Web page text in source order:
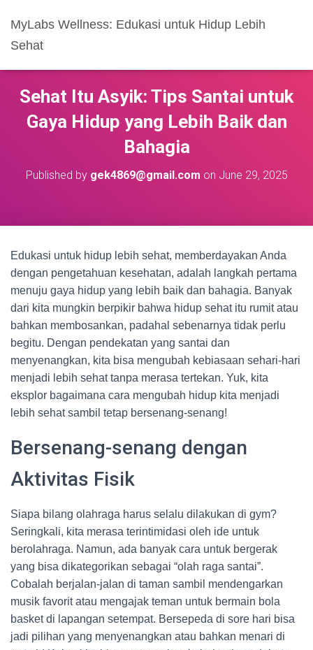
MyLabs Wellness: Edukasi untuk Hidup Lebih
Sehat
Sehat Itu Asyik: Tips Santai untuk
Gaya Hidup yang Lebih Baik dan
Bahagia
Published by gek4869@gmail.com on June 29, 2025
Edukasi untuk hidup lebih sehat, memberdayakan Anda
dengan pengetahuan kesehatan, adalah langkah pertama
menuju gaya hidup yang lebih baik dan bahagia. Banyak
dari kita mungkin berpikir bahwa hidup sehat itu rumit atau
bahkan membosankan, padahal sebenarnya tidak perlu
begitu. Dengan pendekatan yang santai dan
menyenangkan, kita bisa mengubah kebiasaan sehari-hari
menjadi lebih sehat tanpa merasa tertekan. Yuk, kita
eksplor bagaimana cara mengubah hidup kita menjadi
lebih sehat sambil tetap bersenang-senang!
Bersenang-senang dengan
Aktivitas Fisik
Siapa bilang olahraga harus selalu dilakukan di gym?
Seringkali, kita merasa terintimidasi oleh ide untuk
berolahraga. Namun, ada banyak cara untuk bergerak
yang bisa dikategorikan sebagai “olah raga santai”.
Cobalah berjalan-jalan di taman sambil mendengarkan
musik favorit atau mengajak teman untuk bermain bola
basket di lapangan setempat. Bersepeda di sore hari bisa
jadi pilihan yang menyenangkan atau bahkan menari di